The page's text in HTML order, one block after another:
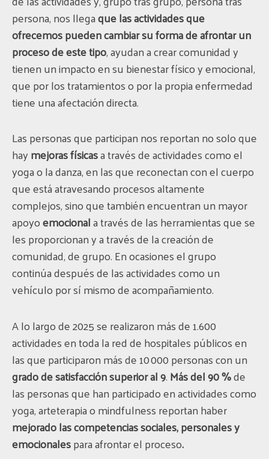
persona, nos llegaque las actividades que
ofrecemos pueden cambiar su forma de afrontar un
proceso de este tipo, ayudan a crear comunidad y
tienen un impacto en su bienestar físico y emocional,
que por los tratamientos o por la propia enfermedad
tiene una afectación directa.
Las personas que participan nos reportan no solo que
haymejoras físicasa través de actividades como el
yoga o la danza, en las que reconectan con el cuerpo
que está atravesando procesos altamente
complejos, sino que también encuentran un mayor
apoyoemocionala través de las herramientas que se
les proporcionan y a través de la creación de
comunidad, de grupo. En ocasiones el grupo
continúa después de las actividades como un
vehículo por sí mismo de acompañamiento.
A lo largo de 2025 se realizaron más de 1.600
actividades en toda la red de hospitales públicos en
las que participaron más de 10 000 personas con un
grado de satisfacción superior al 9.Más del 90 %de
las personas que han participado en actividades como
yoga, arteterapia o mindfulness reportan haber
mejorado las competencias sociales, personales y
emocionalespara afrontar el proceso.